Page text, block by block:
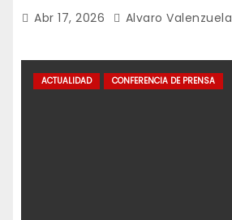
Abr 17, 2026 Alvaro Valenzuela
ACTUALIDAD CONFERENCIA DE PRENSA